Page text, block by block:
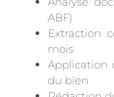
ABF)
Extraction
mois
Application
du bien